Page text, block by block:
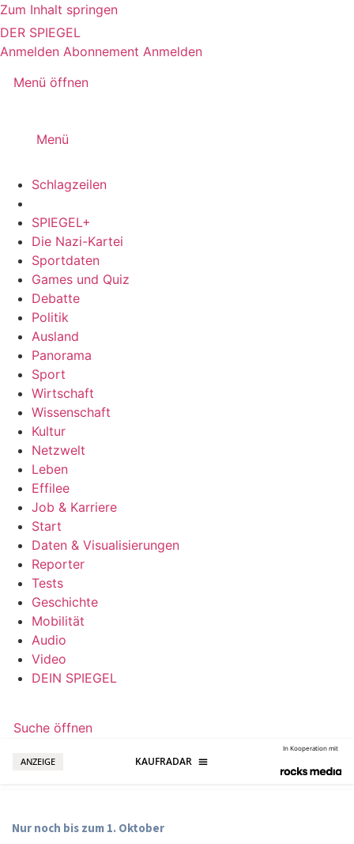
Zum Inhalt springen
DER SPIEGEL
Anmelden Abonnement Anmelden
Menü öffnen
Menü
Schlagzeilen
SPIEGEL+
Die Nazi-Kartei
Sportdaten
Games und Quiz
Debatte
Politik
Ausland
Panorama
Sport
Wirtschaft
Wissenschaft
Kultur
Netzwelt
Leben
Effilee
Job & Karriere
Start
Daten & Visualisierungen
Reporter
Tests
Geschichte
Mobilität
Audio
Video
DEIN SPIEGEL
Suche öffnen
ANZEIGE
In Kooperation mit
Nur noch bis zum 1. Oktober